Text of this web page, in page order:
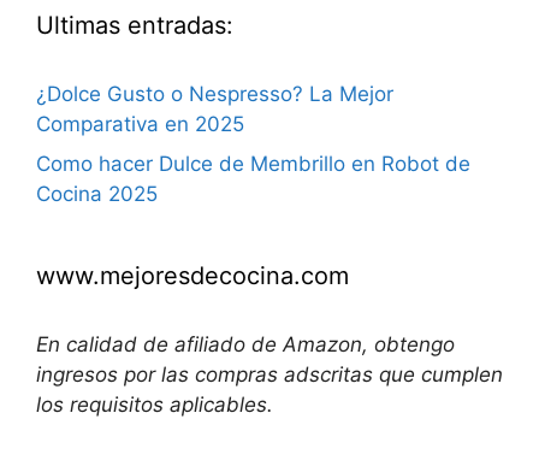
Ultimas entradas:
¿Dolce Gusto o Nespresso? La Mejor
Comparativa en 2025
Como hacer Dulce de Membrillo en Robot de
Cocina 2025
www.mejoresdecocina.com
En calidad de afiliado de Amazon, obtengo
ingresos por las compras adscritas que cumplen
los requisitos aplicables.